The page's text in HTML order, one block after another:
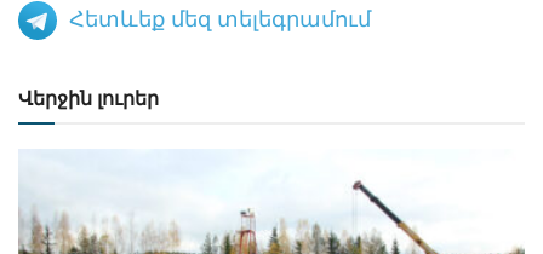
Հետևեք մեզ տելեգրամում
Վերջին լուրեր